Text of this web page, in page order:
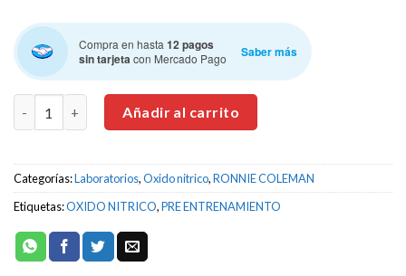
Compra en hasta 12 pagos
sin tarjetacon Mercado Pago Saber más
Añadir al carrito
Categorías:Laboratorios,Oxido nitrico,RONNIE COLEMAN
Etiquetas:OXIDO NITRICO,PRE ENTRENAMIENTO